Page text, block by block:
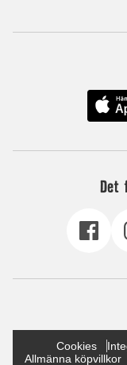
Det
Cookies
Allmänna köpvillkor